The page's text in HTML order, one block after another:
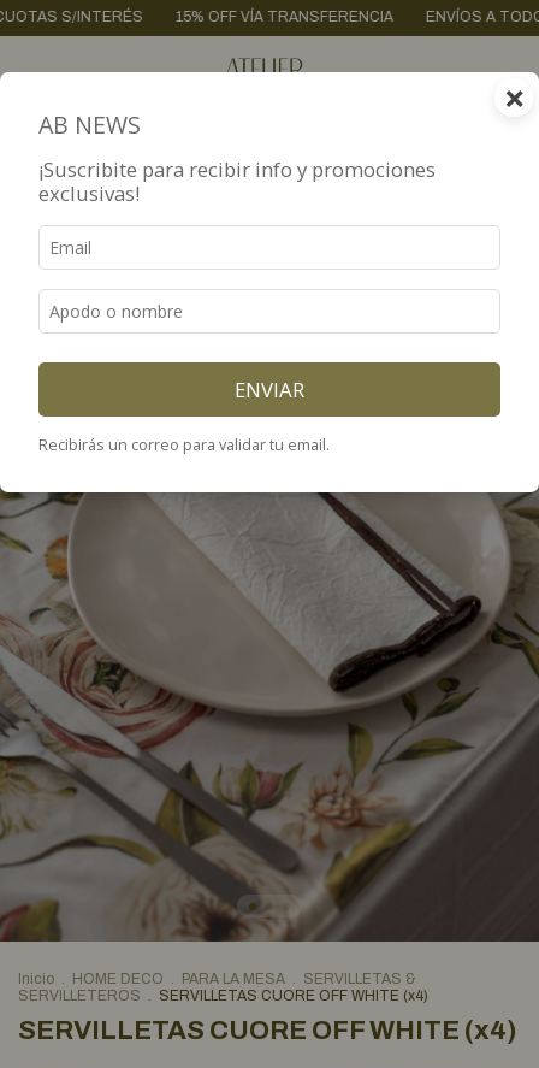
INTERÉS 15% OFF VÍA TRANSFERENCIA ENVÍOS A TODO EL
Inicio . HOME DECO . PARA LA MESA . SERVILLETAS &
SERVILLETEROS . SERVILLETAS CUORE OFF WHITE (x4)
SERVILLETAS CUORE OFF WHITE (x4)
×
AB NEWS
¡Suscribite para recibir info y promociones
exclusivas!
ENVIAR
Recibirás un correo para validar tu email.